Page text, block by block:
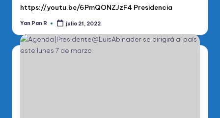
https://youtu.be/6PmQONZJzF4 Presidencia
Publicado
Yan Pan R julio 21, 2022